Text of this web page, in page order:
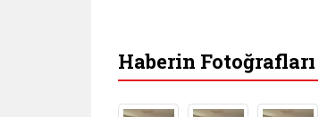
Haberin Fotoğrafları